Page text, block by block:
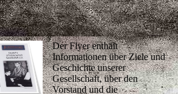
Der Flyer enthält
Informationen über Ziele und
Geschichte unserer
Gesellschaft, über den
Vorstand und die